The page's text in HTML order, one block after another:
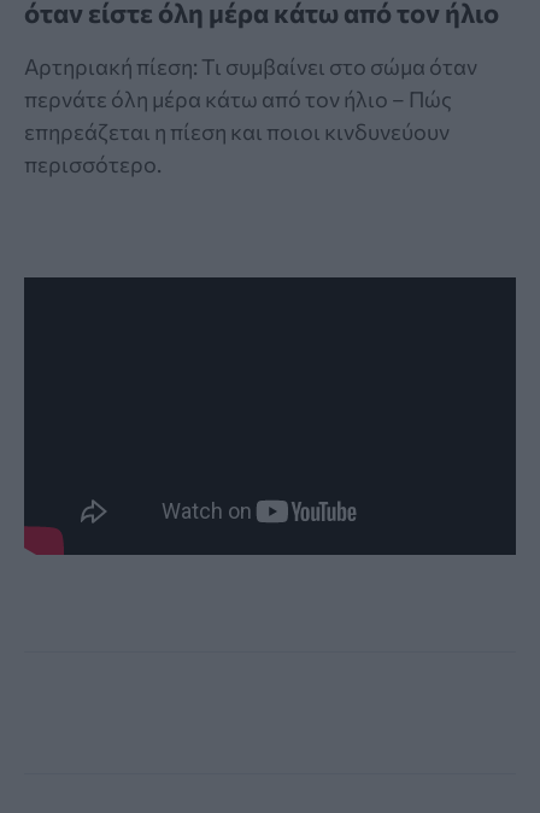
όταν είστε όλη μέρα κάτω από τον ήλιο
Αρτηριακή πίεση: Τι συμβαίνει στο σώμα όταν
περνάτε όλη μέρα κάτω από τον ήλιο – Πώς
επηρεάζεται η πίεση και ποιοι κινδυνεύουν
περισσότερο.